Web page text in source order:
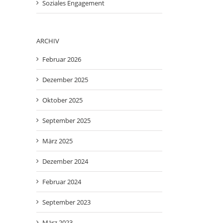
Soziales Engagement
ARCHIV
Februar 2026
Dezember 2025
Oktober 2025
September 2025
März 2025
Dezember 2024
Februar 2024
September 2023